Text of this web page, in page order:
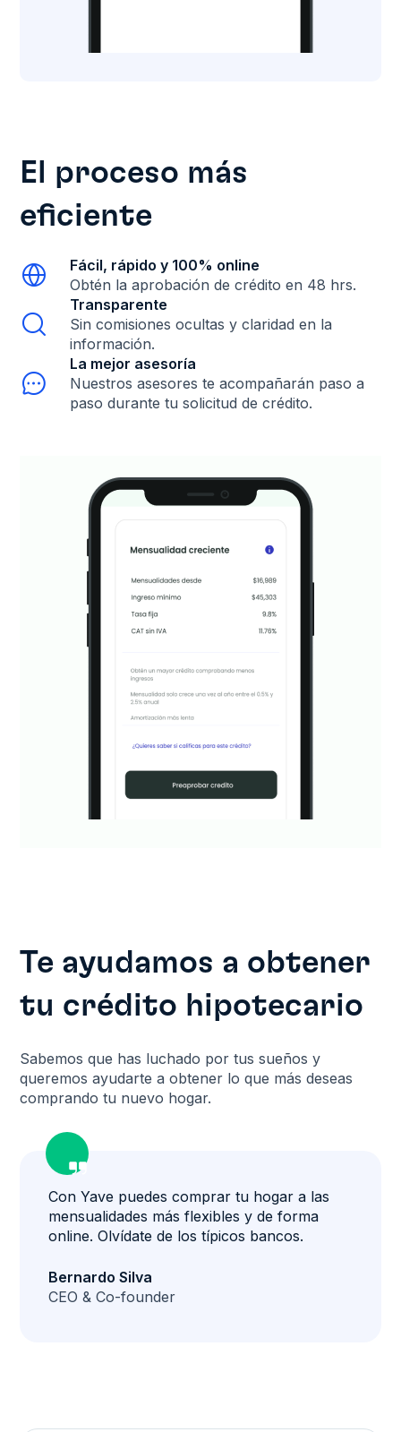
El proceso más
eficiente

Fácil, rápido y 100% online
Obtén la aprobación de crédito en 48 hrs.

Transparente
Sin comisiones ocultas y claridad en la
información.

La mejor asesoría
Nuestros asesores te acompañarán paso a
paso durante tu solicitud de crédito.
Te ayudamos a obtener
tu crédito hipotecario
Sabemos que has luchado por tus sueños y
queremos ayudarte a obtener lo que más deseas
comprando tu nuevo hogar.
ﵷ
Con Yave puedes comprar tu hogar a las
mensualidades más flexibles y de forma
online. Olvídate de los típicos bancos.
Bernardo Silva
CEO & Co-founder